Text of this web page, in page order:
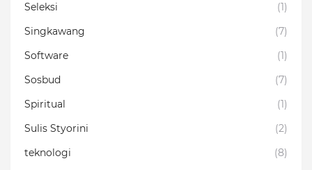
Seleksi
(1)
Singkawang
(7)
Software
(1)
Sosbud
(7)
Spiritual
(1)
Sulis Styorini
(2)
teknologi
(8)